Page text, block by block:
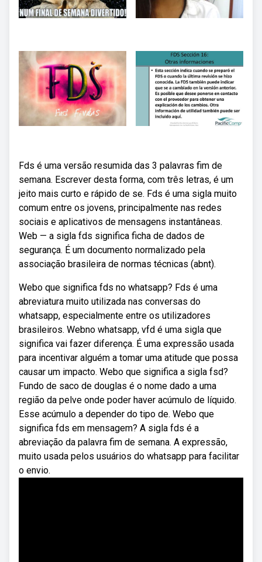
Fds é uma versão resumida das 3 palavras fim de
semana. Escrever desta forma, com três letras, é um
jeito mais curto e rápido de se. Fds é uma sigla muito
comum entre os jovens, principalmente nas redes
sociais e aplicativos de mensagens instantâneas.
Web — a sigla fds significa ficha de dados de
segurança. É um documento normalizado pela
associação brasileira de normas técnicas (abnt).
Webo que significa fds no whatsapp? Fds é uma
abreviatura muito utilizada nas conversas do
whatsapp, especialmente entre os utilizadores
brasileiros. Webno whatsapp, vfd é uma sigla que
significa vai fazer diferença. É uma expressão usada
para incentivar alguém a tomar uma atitude que possa
causar um impacto. Webo que significa a sigla fsd?
Fundo de saco de douglas é o nome dado a uma
região da pelve onde poder haver acúmulo de líquido.
Esse acúmulo a depender do tipo de. Webo que
significa fds em mensagem? A sigla fds é a
abreviação da palavra fim de semana. A expressão,
muito usada pelos usuários do whatsapp para facilitar
o envio.